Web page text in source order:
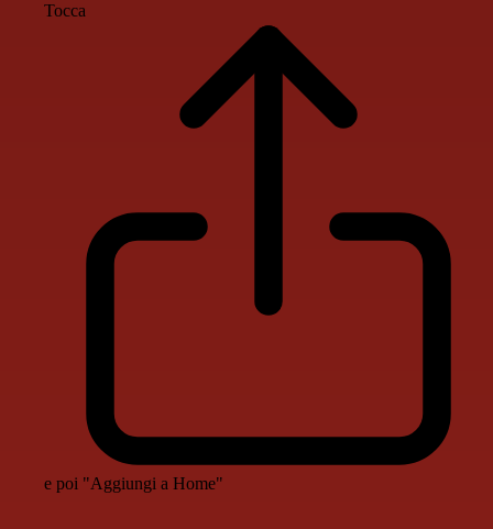
Tocca
e poi "Aggiungi a Home"